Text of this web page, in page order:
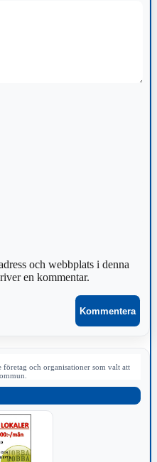
och webbplats i denna
en kommentar.
och organisationer som valt att